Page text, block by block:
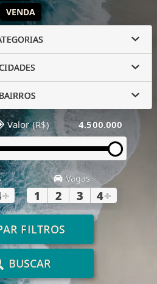
VENDA
BAIRROS
Valor (R$) 4.500.000
+
Vagas
1 2 3 4+
FILTROS
BUSCAR